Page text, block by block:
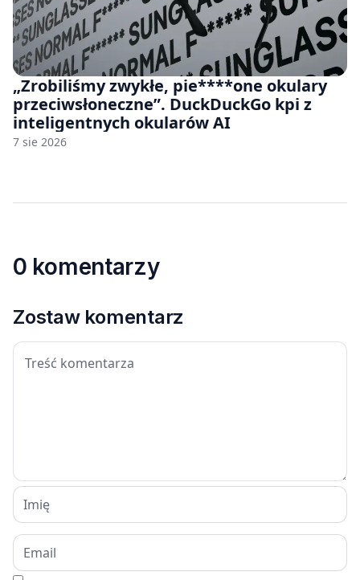
„Zrobiliśmy zwykłe, pie****one okulary
przeciwsłoneczne”. DuckDuckGo kpi z
inteligentnych okularów AI
7 sie 2026
0 komentarzy
Zostaw komentarz